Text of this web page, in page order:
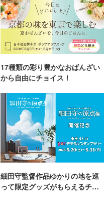
17種類の彩り豊かなおばんざい
から自由にチョイス！
細田守監督作品ゆかりの地を巡
って限定グッズがもらえるチャ